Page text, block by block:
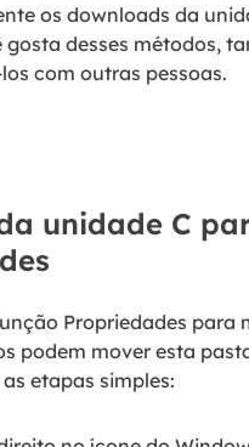
os downloads da
desses métodos,
com outras pessoas.
unidade C
Propriedades para
podem mover esta
etapas simples: